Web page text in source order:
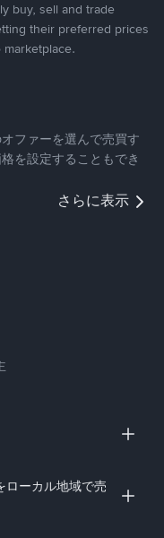
buy, sell and trade
their preferred prices
ファーを選んで売買す
を設定することもでき
さらに表示
ローカル地域で売